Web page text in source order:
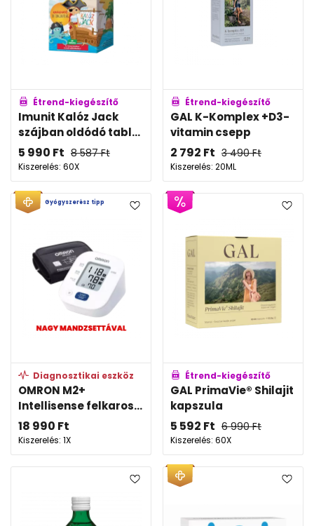
Étrend-kiegészítő
Imunit Kalóz Jack
szájban oldódó tabl...
5 990 Ft 8 587Ft
Kiszerelés: 60X
Étrend-kiegészítő
GAL K-Komplex +D3-
vitamin csepp
2 792 Ft 3 490Ft
Kiszerelés: 20ML
Diagnosztikai eszköz
OMRON M2+
Intellisense felkaros...
18 990 Ft
Kiszerelés: 1X
Gyógyszerész tipp
Étrend-kiegészítő
GAL PrimaVie® Shilajit
kapszula
5 592 Ft 6 990Ft
Kiszerelés: 60X